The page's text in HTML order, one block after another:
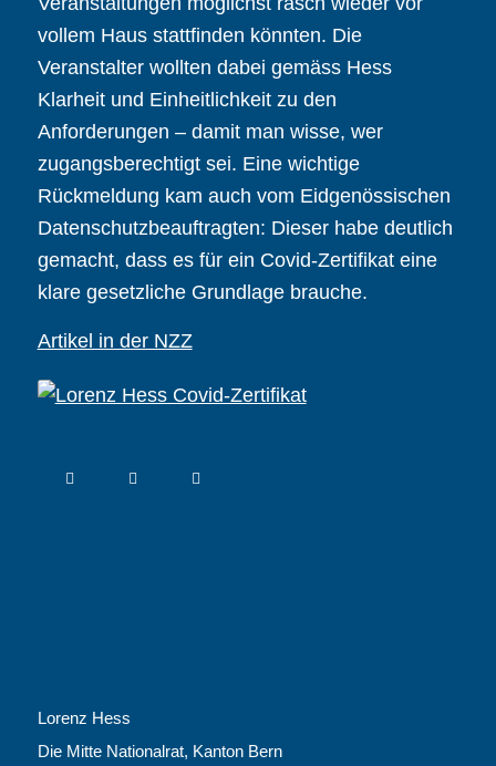
vollem Haus stattfinden könnten. Die
Veranstalter wollten dabei gemäss Hess
Klarheit und Einheitlichkeit zu den
Anforderungen – damit man wisse, wer
zugangsberechtigt sei. Eine wichtige
Rückmeldung kam auch vom Eidgenössischen
Datenschutzbeauftragten: Dieser habe deutlich
gemacht, dass es für ein Covid-Zertifikat eine
klare gesetzliche Grundlage brauche.
Artikel in der NZZ
Lorenz Hess
Die Mitte Nationalrat, Kanton Bern